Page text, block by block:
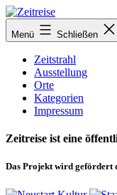
Zum
Inhalt
springen
Menü Schließen
Zeitstrahl
Ausstellung
Orte
Kategorien
Impressum
Zeitreise ist eine
Das Projekt wird gefördert